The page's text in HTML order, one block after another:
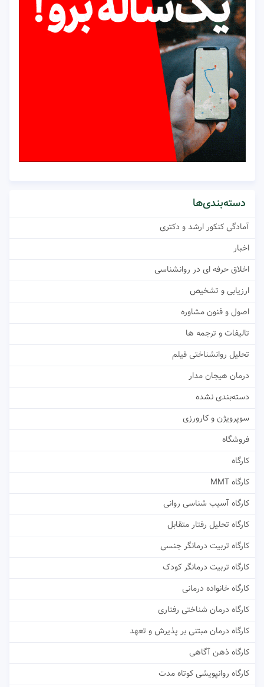
دسته‌بندی‌ها
آمادگی کنکور ارشد و دکتری
اخبار
اخلاق حرفه ای در روانشناسی
ارزیابی و تشخیص
اصول و فنون مشاوره
تالیفات و ترجمه ها
تحلیل روانشناختی فیلم
درمان هیجان مدار
دسته‌بندی نشده
سوپرویژن و کارورزی
فروشگاه
کارگاه
کارگاه MMT
کارگاه آسیب شناسی روانی
کارگاه تحلیل رفتار متقابل
کارگاه تربیت درمانگر جنسی
کارگاه تربیت درمانگر کودک
کارگاه خانواده درمانی
کارگاه درمان شناختی رفتاری
کارگاه درمان مبتنی بر پذیرش و تعهد
کارگاه ذهن آگاهی
کارگاه روانپویشی کوتاه مدت